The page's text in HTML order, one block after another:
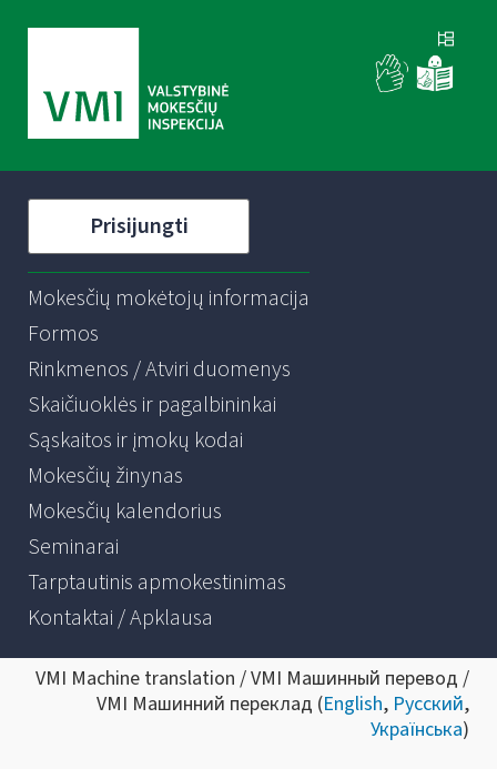
Prisijungti
Mokesčių mokėtojų informacija
Formos
Rinkmenos / Atviri duomenys
Skaičiuoklės ir pagalbininkai
Sąskaitos ir įmokų kodai
Mokesčių žinynas
Mokesčių kalendorius
Seminarai
Tarptautinis apmokestinimas
Kontaktai / Apklausa
VMI Machine translation / VMI Машинный перевод /
VMI Машинний переклад (English, Русский,
Українська)